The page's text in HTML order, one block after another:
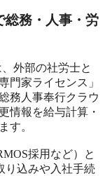
総務・人事・労
外部の社労士と
門家ライセンス」
務人事奉行クラウ
情報を給与計算・
す。
採用など）と
り込みや入社手続